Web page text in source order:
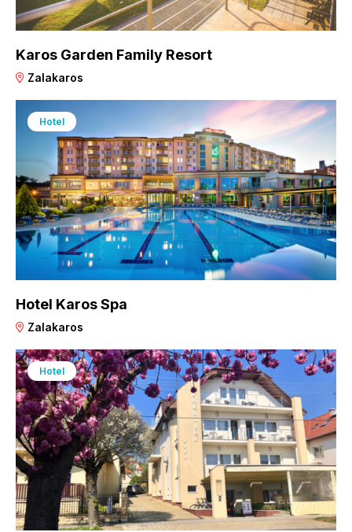
Karos Garden Family Resort
Zalakaros
Hotel
Hotel Karos Spa
Zalakaros
Hotel